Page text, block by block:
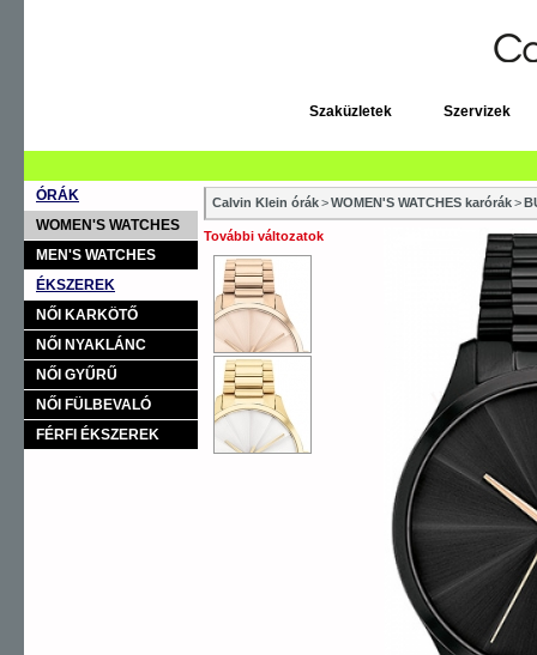
Szaküzletek Szervizek
ÓRÁK
WOMEN'S WATCHES
MEN'S WATCHES
ÉKSZEREK
NŐI KARKÖTŐ
NŐI NYAKLÁNC
NŐI GYŰRŰ
NŐI FÜLBEVALÓ
FÉRFI ÉKSZEREK
Calvin Klein órák>WOMEN'S WATCHES karórák>
További változatok